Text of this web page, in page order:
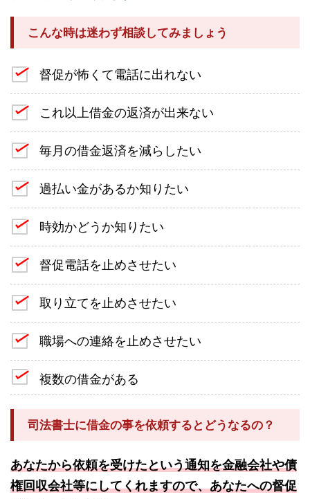
こんな時は迷わず相談してみましょう
督促が怖くて電話に出れない
これ以上借金の返済が出来ない
毎月の借金返済を減らしたい
過払い金があるか知りたい
時効かどうか知りたい
督促電話を止めさせたい
取り立てを止めさせたい
職場への連絡を止めさせたい
複数の借金がある
司法書士に借金の事を依頼するとどうなるの？
あなたから依頼を受けたという通知を金融会社や債
権回収会社等にしてくれますので、あなたへの督促